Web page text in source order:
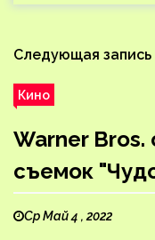
Следующая запись
Кино
Warner Bros.
съемок
Ср Май 4 , 2022